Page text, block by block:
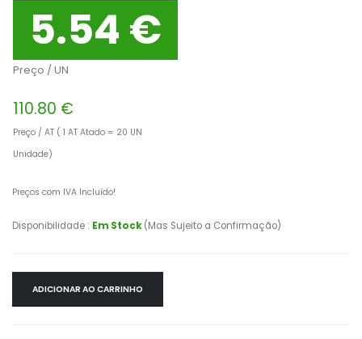
5.54 €
Preço / UN
110.80 €
Preço / AT ( 1 AT Atado = 20 UN
Unidade)
Preços com IVA Incluído!
Disponibilidade : Em Stock(Mas Sujeito a Confirmação)
ADICIONAR AO CARRINHO